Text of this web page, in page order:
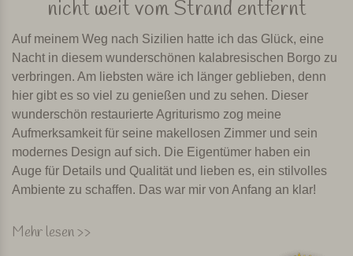
nicht weit vom Strand entfernt
Auf meinem Weg nach Sizilien hatte ich das Glück, eine
Nacht in diesem wunderschönen kalabresischen Borgo zu
verbringen. Am liebsten wäre ich länger geblieben, denn
hier gibt es so viel zu genießen und zu sehen. Dieser
wunderschön restaurierte Agriturismo zog meine
Aufmerksamkeit für seine makellosen Zimmer und sein
modernes Design auf sich. Die Eigentümer haben ein
Auge für Details und Qualität und lieben es, ein stilvolles
Ambiente zu schaffen. Das war mir von Anfang an klar!
Die Tage als aktiver Bauernhof sind für dieses Gebäude
Mehr lesen >>